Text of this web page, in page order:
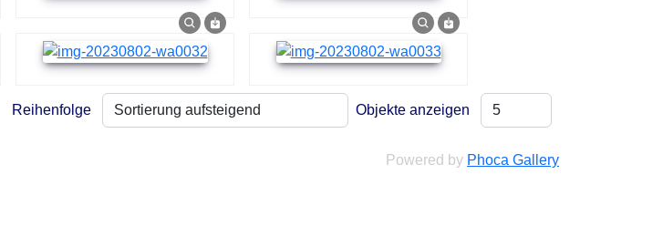
Reihenfolge Objekte anzeigen
Powered by Phoca Gallery